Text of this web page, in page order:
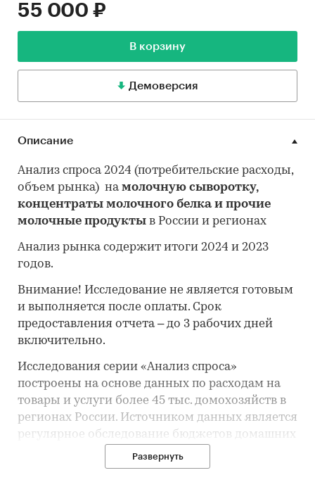
55 000 ₽
В корзину
Демоверсия
Описание
Анализ спроса 2024 (потребительские расходы,
объем рынка) намолочную сыворотку,
концентраты молочного белка и прочие
молочные продукты в России и регионах
Анализ рынка содержит итоги 2024 и 2023
годов.
Внимание! Исследование не является готовым
и выполняется после оплаты. Срок
предоставления отчета – до 3 рабочих дней
включительно.
Исследования серии «Анализ спроса»
построены на основе данных по расходам на
товары и услуги более 45 тыс. домохозяйств в
регионах России. Источником данных является
регулярное обследование бюджетов домашних
хозяйств, проводимое органами официальной
Развернуть